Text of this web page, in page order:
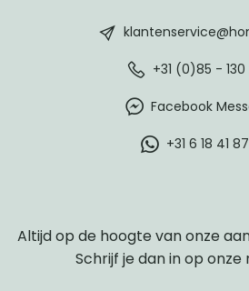
+31 (0)85 -
Facebook
+31 6 18 41
Altijd op de hoogte van onze
Schrijf je dan in op onze